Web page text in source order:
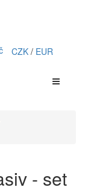
CZK / EUR
- set